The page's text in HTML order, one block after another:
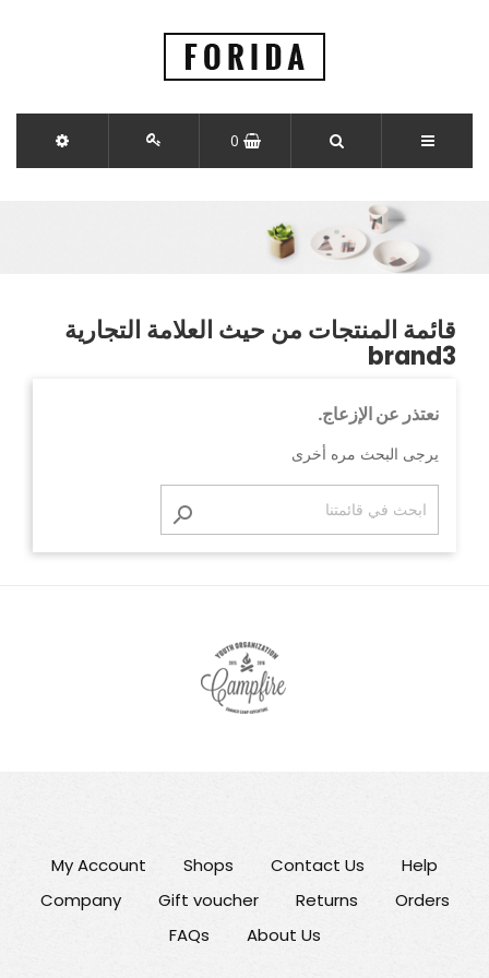
0
قائمة المنتجات من حيث العلامة التجارية
brand3
نعتذر عن الإزعاج.
يرجى البحث مره أخرى

Help
Contact Us
Shops
My Account
Orders
Returns
Gift voucher
Company
About Us
FAQs